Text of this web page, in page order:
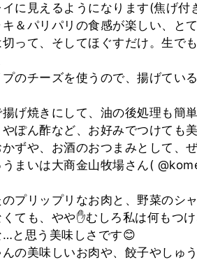
イに見えるようになります(焦げ付
＆パリパリの食感が楽しい、と
って、そしてほぐすだけ。生で
のチーズを使うので、揚げてい
げ焼きにして、油の後処理も簡単
ぽん酢など、お好みでつけても美
かずや、お酒のおつまみとして、
まいは大商金山牧場さん(
プリップリなお肉と、野菜のシ
ても、やや✋むしろ私は何もつ
…と思う美味しさです😊
の美味しいお肉や、餃子やしゅ